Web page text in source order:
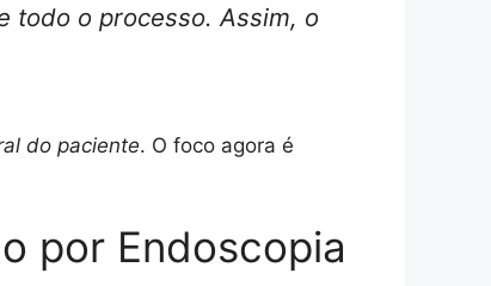
todo o processo. Assim, o
do paciente. O foco agora é
por Endoscopia